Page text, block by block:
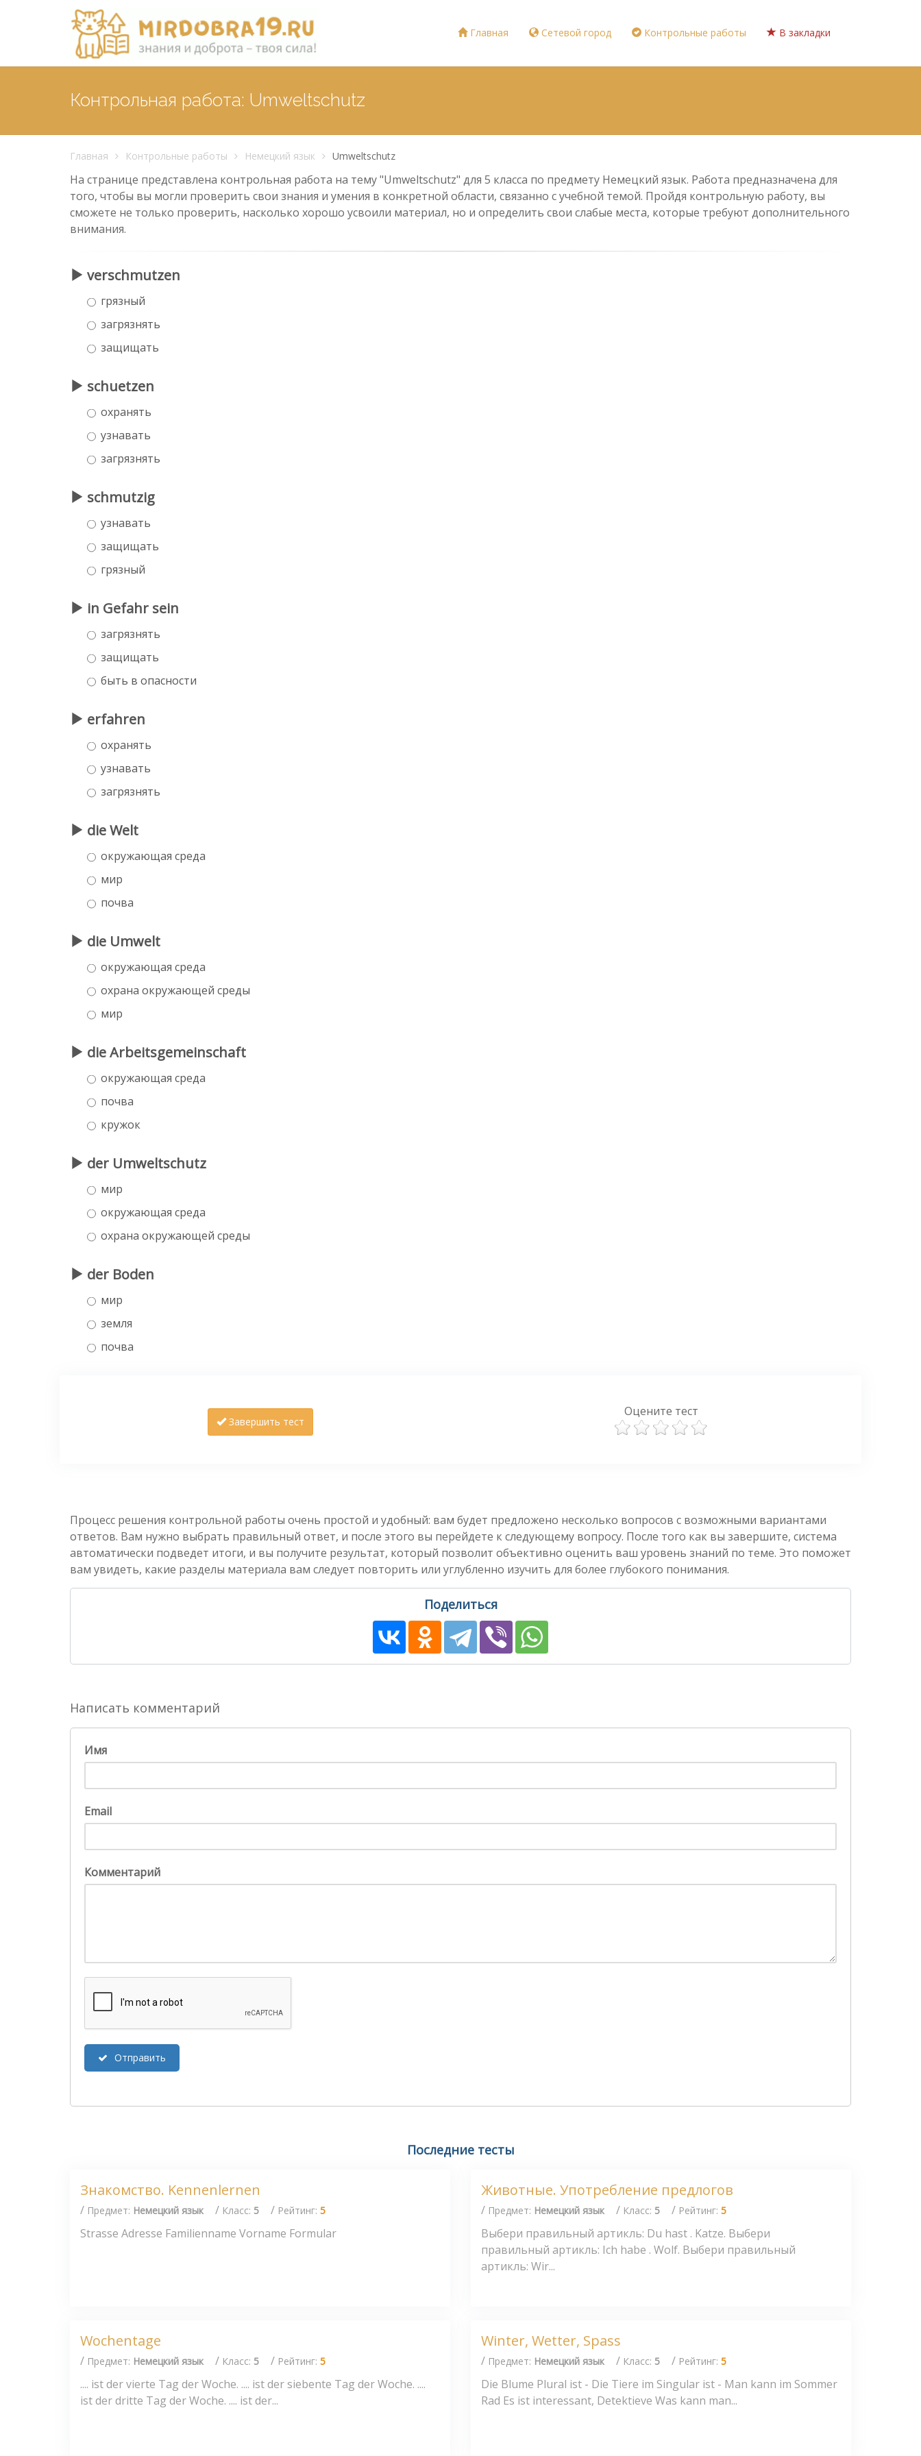
Главная Сетевой город Контрольные работы В закладки
Контрольная работа: Umweltschutz
Главная Контрольные работы Немецкий язык Umweltschutz
На странице представлена контрольная работа на тему "Umweltschutz" для 5 класса по предмету Немецкий язык. Работа предназначена для
того, чтобы вы могли проверить свои знания и умения в конкретной области, связанно с учебной темой. Пройдя контрольную работу, вы
сможете не только проверить, насколько хорошо усвоили материал, но и определить свои слабые места, которые требуют дополнительного
внимания.
verschmutzen
грязный
загрязнять
защищать
schuetzen
охранять
узнавать
загрязнять
schmutzig
узнавать
защищать
грязный
in Gefahr sein
загрязнять
защищать
быть в опасности
erfahren
охранять
узнавать
загрязнять
die Welt
окружающая среда
мир
почва
die Umwelt
окружающая среда
охрана окружающей среды
мир
die Arbeitsgemeinschaft
окружающая среда
почва
кружок
der Umweltschutz
мир
окружающая среда
охрана окружающей среды
der Boden
мир
земля
почва
Завершить тест
Оцените тест
Процесс решения контрольной работы очень простой и удобный: вам будет предложено несколько вопросов с возможными вариантами
ответов. Вам нужно выбрать правильный ответ, и после этого вы перейдете к следующему вопросу. После того как вы завершите, система
автоматически подведет итоги, и вы получите результат, который позволит объективно оценить ваш уровень знаний по теме. Это поможет
вам увидеть, какие разделы материала вам следует повторить или углубленно изучить для более глубокого понимания.
Поделиться
Написать комментарий
Имя
Email
Комментарий
Отправить
Последние тесты
Знакомство. Kennenlernen
/ Предмет: Немецкий язык / Класс: 5 / Рейтинг: 5
Strasse Adresse Familienname Vorname Formular
Животные. Употребление предлогов
/ Предмет: Немецкий язык / Класс: 5 / Рейтинг: 5
Выбери правильный артикль: Du hast . Katze. Выбери
правильный артикль: Ich habe . Wolf. Выбери правильный
артикль: Wir...
Wochentage
/ Предмет: Немецкий язык / Класс: 5 / Рейтинг: 5
.... ist der vierte Tag der Woche. .... ist der siebente Tag der Woche. ....
ist der dritte Tag der Woche. .... ist der...
Winter, Wetter, Spass
/ Предмет: Немецкий язык / Класс: 5 / Рейтинг: 5
Die Blume Plural ist - Die Tiere im Singular ist - Man kann im Sommer
Rad Es ist interessant, Detektieve Was kann man...